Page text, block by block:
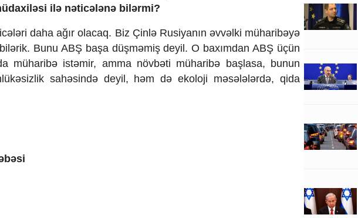
ilə nəticələnə bilərmi?
daha ağır olacaq. Biz Çinlə Rusiyanın əvvəlki müharibəyə
Bunu ABŞ başa düşməmiş deyil. O baxımdan ABŞ üçün
müharibə istəmir, amma növbəti müharibə başlasa, bunun
sahəsində deyil, həm də ekoloji məsələlərdə, qida